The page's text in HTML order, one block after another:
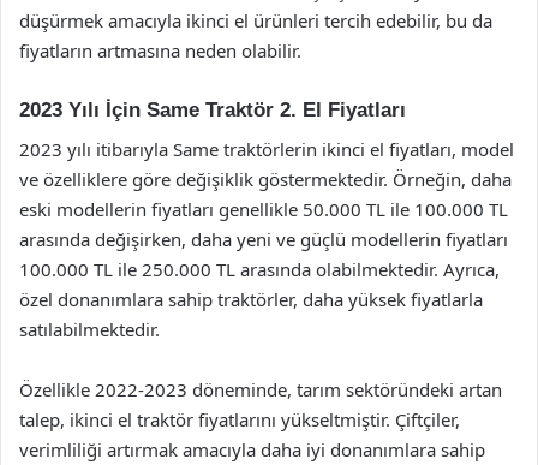
düşürmek amacıyla ikinci el ürünleri tercih edebilir, bu da
fiyatların artmasına neden olabilir.
2023 Yılı İçin Same Traktör 2. El Fiyatları
2023 yılı itibarıyla Same traktörlerin ikinci el fiyatları, model
ve özelliklere göre değişiklik göstermektedir. Örneğin, daha
eski modellerin fiyatları genellikle 50.000 TL ile 100.000 TL
arasında değişirken, daha yeni ve güçlü modellerin fiyatları
100.000 TL ile 250.000 TL arasında olabilmektedir. Ayrıca,
özel donanımlara sahip traktörler, daha yüksek fiyatlarla
satılabilmektedir.
Özellikle 2022-2023 döneminde, tarım sektöründeki artan
talep, ikinci el traktör fiyatlarını yükseltmiştir. Çiftçiler,
verimliliği artırmak amacıyla daha iyi donanımlara sahip